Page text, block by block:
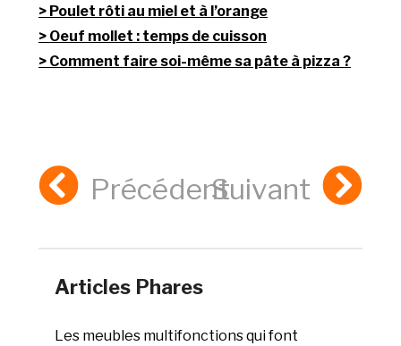
Poulet rôti au miel et à l’orange
Oeuf mollet : temps de cuisson
Comment faire soi-même sa pâte à pizza ?
PrécédentSuivant
Articles Phares
Les meubles multifonctions qui font